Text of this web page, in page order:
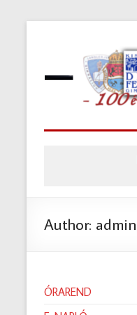
Author: admin
ÓRAREND